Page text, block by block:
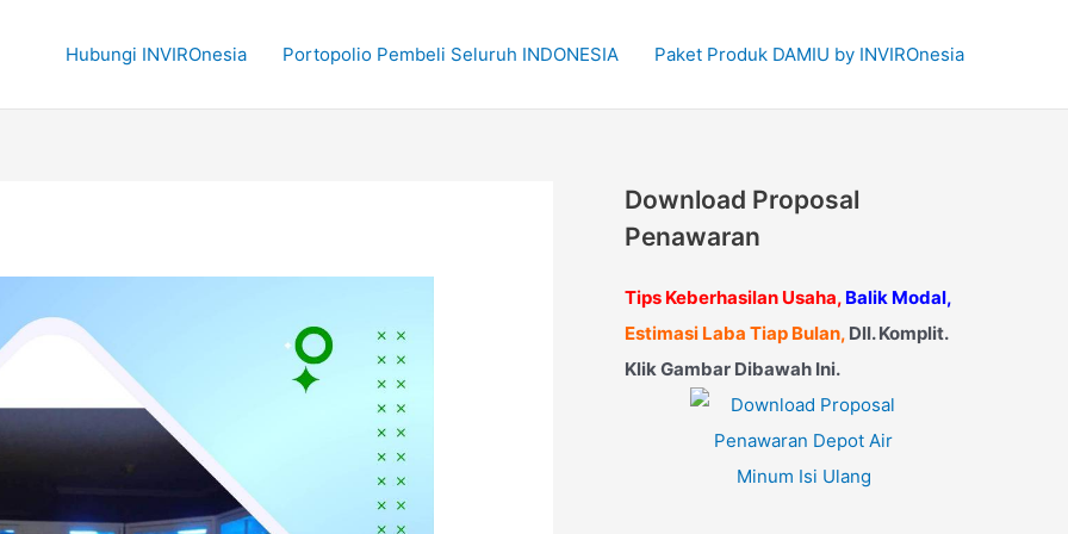
Hubungi INVIROnesia Portopolio Pembeli Seluruh INDONESIA Paket Produk DAMIU by INVIROnesia
Download Proposal
Penawaran
Tips Keberhasilan Usaha, Balik Modal,
Estimasi Laba Tiap Bulan, Dll. Komplit.
Klik Gambar Dibawah Ini.